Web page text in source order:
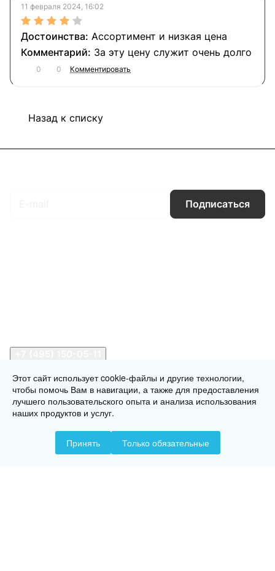
11 февраля 2024, 16:02
Ассортимент и низкая цена
За эту цену служит очень долго
0 0 Комментировать
Назад к списку
Подписаться
sales@stalkrepej.ru
Южная улица, 7Б, посёлок Кардо-Лента, городской
округ Мытищи, Московская область
Этот сайт использует cookie-файлы и другие технологии,
чтобы помочь Вам в навигации, а также для предоставления
лучшего пользовательского опыта и анализа использования
наших продуктов и услуг.
Принять Только обязательные